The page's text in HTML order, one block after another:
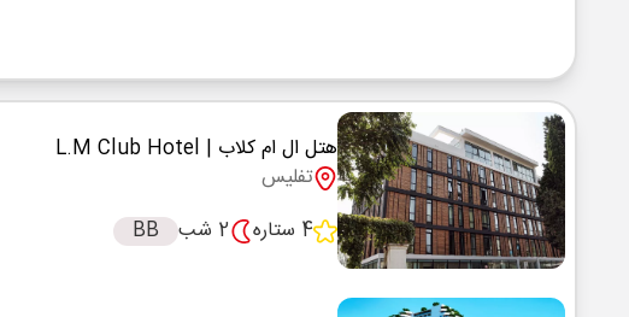
هتل ال ام کلاب | L.M Club Hotel
تفلیس
4 ستاره
2 شب BB